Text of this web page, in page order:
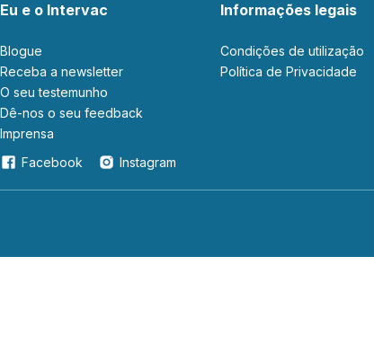
Eu e o Intervac
Blogue
Receba a newsletter
O seu testemunho
Dê-nos o seu feedback
Imprensa
Facebook
Instagram
Informações legais
Condições de utilização
Política de Privacidade